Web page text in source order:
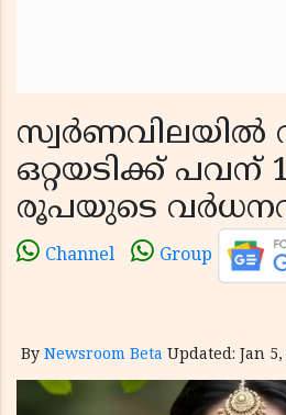
സ്വര്‍ണവിലയില്‍
ഒറ്റയടിക്ക് പവന്
രൂപയുടെ
Channel Group
By Newsroom Beta Updated: Jan 5,